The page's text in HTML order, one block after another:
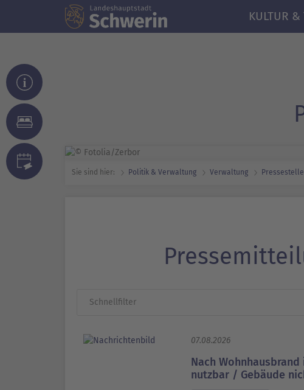
KULTUR &
Sie sind hier: Politik & Verwaltung Verwaltung Pressestelle
07.08.2026
Nach
nutzbar / Gebäude